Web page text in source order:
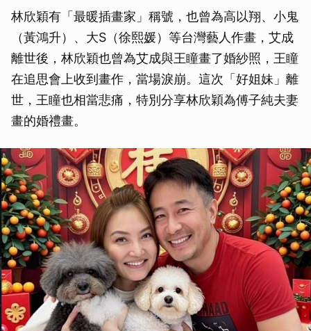
林欣穎有「最暖插畫家」稱號，也曾為高以翔、小鬼
（黃鴻升）、大S（徐熙媛）等台灣藝人作畫，艾成
離世後，林欣穎也曾為艾成與王瞳畫了婚紗照，王瞳
在追思會上收到畫作，當場淚崩。這次「好姐妹」離
世，王瞳也相當悲痛，特別分享林欣穎為傅子純夫妻
畫的婚禮畫。